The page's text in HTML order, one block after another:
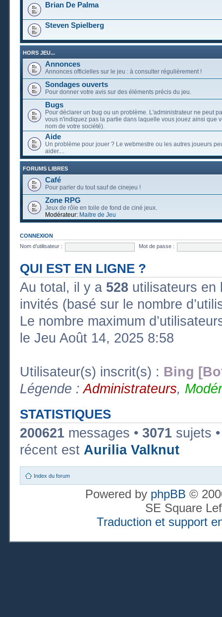
Brian De Palma
Steven Spielberg
HORS JEU...
Annonces
Annonces officielles sur le jeu : à consulter régulièrement !
Sondages ouverts
Pour donner votre avis sur des éléments précis du jeu.
Bugs
Pour déclarer un bug ou un problème. L'administrateur ne peut
vous n'indiquez pas la partie dans laquelle vous jouez ainsi que
nom de votre société).
Aide
Un problème pour jouer ? Le webmestre ou les autres joueurs
aider....
FORUMS LIBRES
Café
Pour parler du tout sauf de cinejeu !
Zone RPG
Jeux de rôle en toile de fond de ciné jeux.
Modérateur: Maitre de Jeu
CONNEXION
Nom d’utilisateur :
Mot de passe :
QUI EST EN LIGNE ?
Au total, il y a 528 utilisateurs en
invités (basé sur le nombre
Le nombre maximum
le Jeu Août 14, 2025 8:58
Utilisateur(s) inscrit(s) : Bing
Légende :Administrateurs,
STATISTIQUES
200621 messages • 3071 sujets
récent est Aurilia Valknut
Index du forum
Powered by phpBB ©
SE Square
Traduction et support